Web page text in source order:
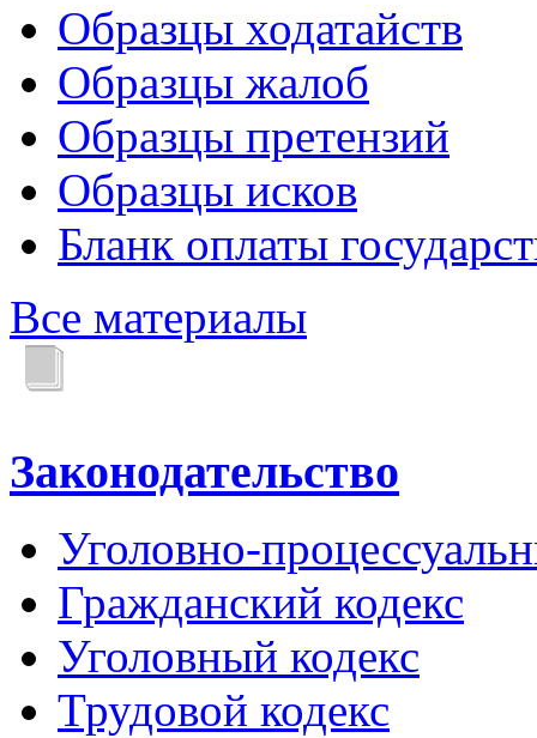
Образцы ходатайств
Образцы жалоб
Образцы претензий
Образцы исков
Бланк оплаты
Все материалы
Законодательство
Уголовно-
Гражданский кодекс
Уголовный кодекс
Трудовой кодекс